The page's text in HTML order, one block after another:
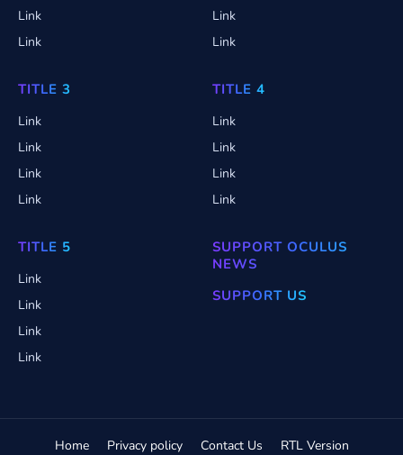
Link
Link
Link
Link
TITLE 3
Link
Link
Link
Link
TITLE 4
Link
Link
Link
Link
TITLE 5
Link
Link
Link
Link
SUPPORT OCULUS
NEWS
SUPPORT US
Home Privacy policy Contact Us RTL Version